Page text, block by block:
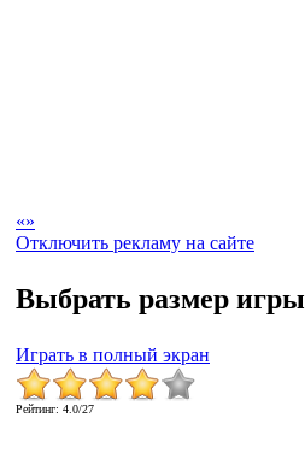
«»
Отключить рекламу на сайте
Выбрать размер игры
Играть в полный экран
Рейтинг: 4.0/27